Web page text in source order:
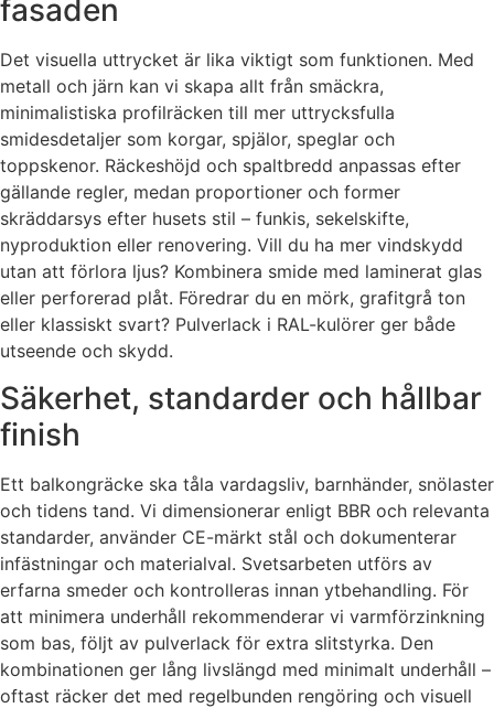
fasaden
Det visuella uttrycket är lika viktigt som funktionen. Med
metall och järn kan vi skapa allt från smäckra,
minimalistiska profilräcken till mer uttrycksfulla
smidesdetaljer som korgar, spjälor, speglar och
toppskenor. Räckeshöjd och spaltbredd anpassas efter
gällande regler, medan proportioner och former
skräddarsys efter husets stil – funkis, sekelskifte,
nyproduktion eller renovering. Vill du ha mer vindskydd
utan att förlora ljus? Kombinera smide med laminerat glas
eller perforerad plåt. Föredrar du en mörk, grafitgrå ton
eller klassiskt svart? Pulverlack i RAL-kulörer ger både
utseende och skydd.
Säkerhet, standarder och hållbar
finish
Ett balkongräcke ska tåla vardagsliv, barnhänder, snölaster
och tidens tand. Vi dimensionerar enligt BBR och relevanta
standarder, använder CE-märkt stål och dokumenterar
infästningar och materialval. Svetsarbeten utförs av
erfarna smeder och kontrolleras innan ytbehandling. För
att minimera underhåll rekommenderar vi varmförzinkning
som bas, följt av pulverlack för extra slitstyrka. Den
kombinationen ger lång livslängd med minimalt underhåll –
oftast räcker det med regelbunden rengöring och visuell